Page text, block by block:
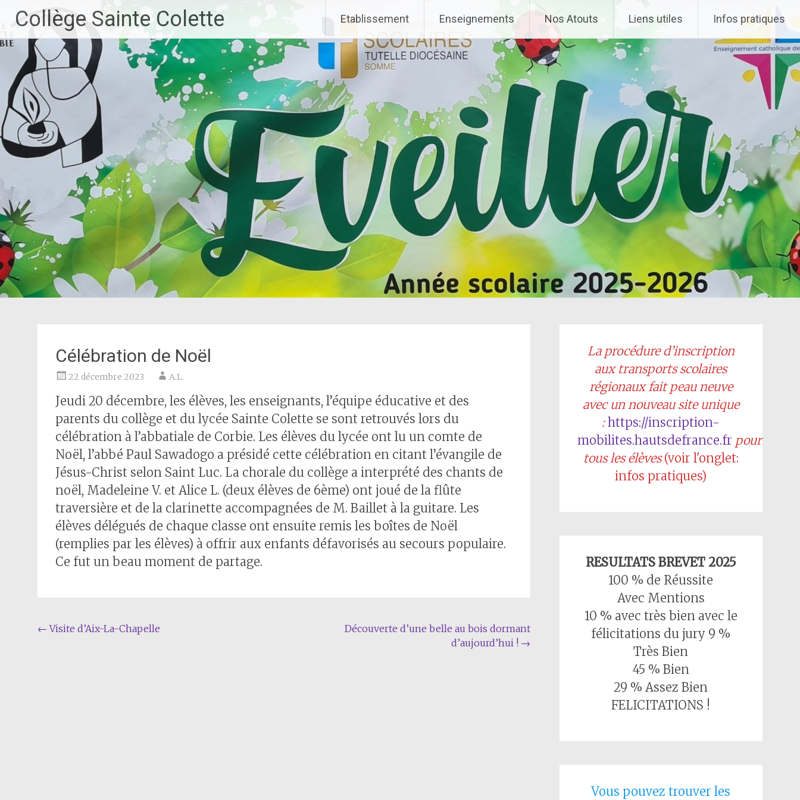
contenu
principal
Collège Sainte Colette Etablissement Enseignements Nos Atouts Liens utiles Infos pratiques
Célébration de Noël
22 décembre 2023 A.L.
Jeudi 20 décembre, les élèves, les enseignants, l’équipe éducative et des
parents du collège et du lycée Sainte Colette se sont retrouvés lors du
célébration à l’abbatiale de Corbie. Les élèves du lycée ont lu un comte de
Noël, l’abbé Paul Sawadogo a présidé cette célébration en citant l’évangile de
Jésus-Christ selon Saint Luc. La chorale du collège a interprété des chants de
noël, Madeleine V. et Alice L. (deux élèves de 6ème) ont joué de la flûte
traversière et de la clarinette accompagnées de M. Baillet à la guitare. Les
élèves délégués de chaque classe ont ensuite remis les boîtes de Noël
(remplies par les élèves) à offrir aux enfants défavorisés au secours populaire.
Ce fut un beau moment de partage.
Navigation
← Visite d’Aix-La-Chapelle
Découverte d’une belle au bois dormant
d’aujourd’hui ! →
La procédure d’inscription
aux transports scolaires
régionaux fait peau neuve
avec un nouveau site unique
:https://inscription-
mobilites.hautsdefrance.fr pour
tous les élèves(voir l'onglet:
infos pratiques)
RESULTATS BREVET 2025
100 % de Réussite
Avec Mentions
10 % avec très bien avec le
félicitations du jury 9 %
Très Bien
45 % Bien
29 % Assez Bien
FELICITATIONS !
Vous pouvez trouver les